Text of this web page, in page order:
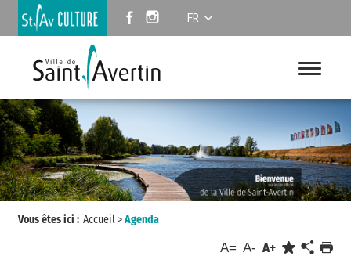
FR
Vous êtes ici : Accueil>Agenda
A= A- A+